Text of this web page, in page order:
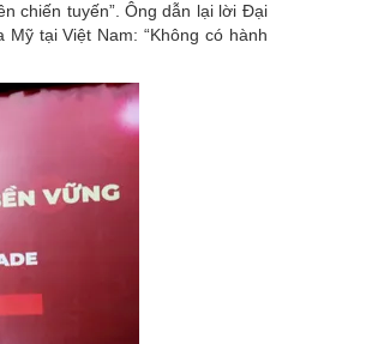
chiến tuyến”. Ông dẫn lại lời Đại
tại Việt Nam: “Không có hành